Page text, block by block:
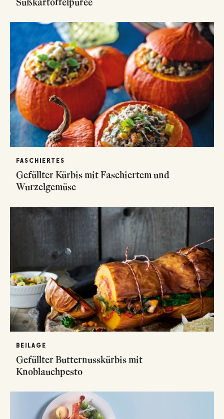
FASCHIERTES
Gefüllter Kürbis mit Faschiertem und
Wurzelgemüse
BEILAGE
Gefüllter Butternusskürbis mit
Knoblauchpesto